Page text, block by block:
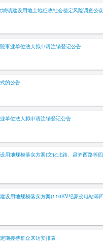
镇建设用地土地征收社会稳定风险调查公
事业单位法人拟申请注销登记公告
的公告
单位法人拟申请注销登记公告
用地规模落实方案(文化北路、昌齐西路等
设用地规模落实方案(110KV纪豪变电站等
期接待群众来访安排表